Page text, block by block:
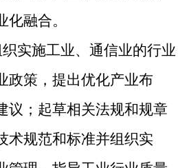
融合。
实施工业、通信业的行业
政策，提出优化产业布
议；起草相关法规和规章
术规范和标准并组织实